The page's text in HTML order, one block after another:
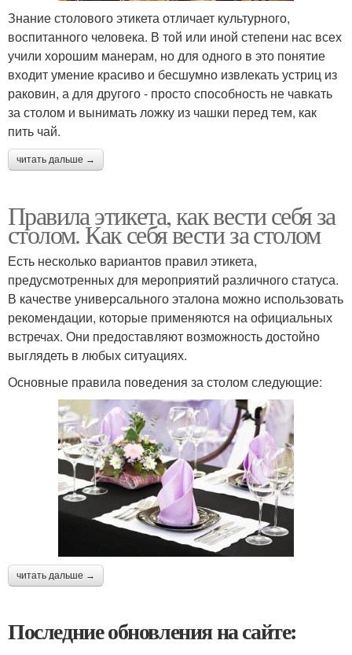
Знание столового этикета отличает культурного,
воспитанного человека. В той или иной степени нас всех
учили хорошим манерам, но для одного в это понятие
входит умение красиво и бесшумно извлекать устриц из
раковин, а для другого - просто способность не чавкать
за столом и вынимать ложку из чашки перед тем, как
пить чай.
читать дальше →
Правила этикета, как вести себя за
столом. Как себя вести за столом
Есть несколько вариантов правил этикета,
предусмотренных для мероприятий различного статуса.
В качестве универсального эталона можно использовать
рекомендации, которые применяются на официальных
встречах. Они предоставляют возможность достойно
выглядеть в любых ситуациях.
Основные правила поведения за столом следующие:
читать дальше →
Последние обновления на сайте: